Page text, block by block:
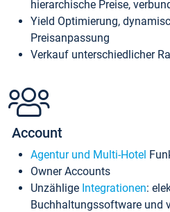
hierarchische Preise,
Yield Optimierung,
Preisanpassung
Verkauf unterschiedlicher
Account
Agentur und Multi-Hotel
Owner Accounts
Unzählige Integrationen:
Buchhaltungssoftware und